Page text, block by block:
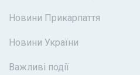
Новини Прикарпаття
Новини України
Важливі події